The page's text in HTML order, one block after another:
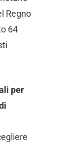
Regno
64
per